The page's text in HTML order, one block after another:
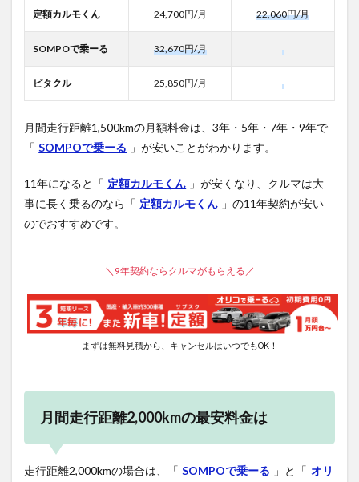
定額カルモくん 24,700円/月 22,060円/月
SOMPOで乗ーる 32,670円/月
ピタクル 25,850円/月
月間走行距離1,500kmの月額料金は、3年・5年・7年・9年で
「 SOMPOで乗ーる 」が安いことがわかります。
11年になると「 定額カルモくん 」が安くなり、クルマは大
事に長く乗るのなら「 定額カルモくん 」の11年契約が安い
のでおすすめです。
＼9年契約ならクルマがもらえる／
まずは無料見積から、キャンセルはいつでもOK！
月間走行距離2,000kmの最安料金は
走行距離2,000kmの場合は、「 SOMPOで乗ーる 」と「 オリ